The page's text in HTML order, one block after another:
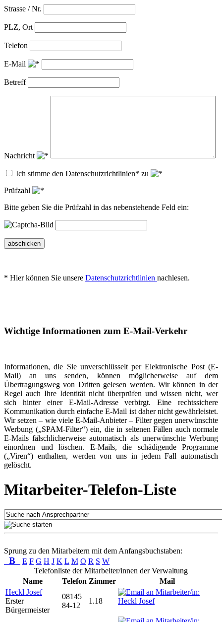
Strasse / Nr.
PLZ, Ort
Telefon
E-Mail
Betreff
Nachricht
Ich stimme den Datenschutzrichtlinien* zu
Prüfzahl
Bitte geben Sie die Prüfzahl in das nebenstehende Feld ein:
abschicken
* Hier können Sie unsere Datenschutzrichtlinien nachlesen.
Wichtige Informationen zum E-Mail-Verkehr
Informationen, die Sie unverschlüsselt per Elektronische Post (E-
Mail) an uns senden, können möglicherweise auf dem
Übertragungsweg von Dritten gelesen werden. Wir können in der
Regel auch Ihre Identität nicht überprüfen und wissen nicht, wer
sich hinter einer E-Mail-Adresse verbirgt. Eine rechtssichere
Kommunikation durch einfache E-Mail ist daher nicht gewährleistet.
Wir setzen – wie viele E-Mail-Anbieter – Filter gegen unerwünschte
Werbung („SPAM-Filter“) ein, die in seltenen Fällen auch normale
E-Mails fälschlicherweise automatisch als unerwünschte Werbung
einordnen und löschen. E-Mails, die schädigende Programme
(„Viren“) enthalten, werden von uns in jedem Fall automatisch
gelöscht.
Mitarbeiter-Telefon-Liste
Sprung zu den Mitarbeitern mit dem Anfangsbuchstaben:
B E F G H J K L M O R S W
Telefonliste der Mitarbeiter/innen der Verwaltung
Name
Telefon Zimmer
Mail
Heckl Josef
Erster
Bürgermeister
08145
84-12
1.18